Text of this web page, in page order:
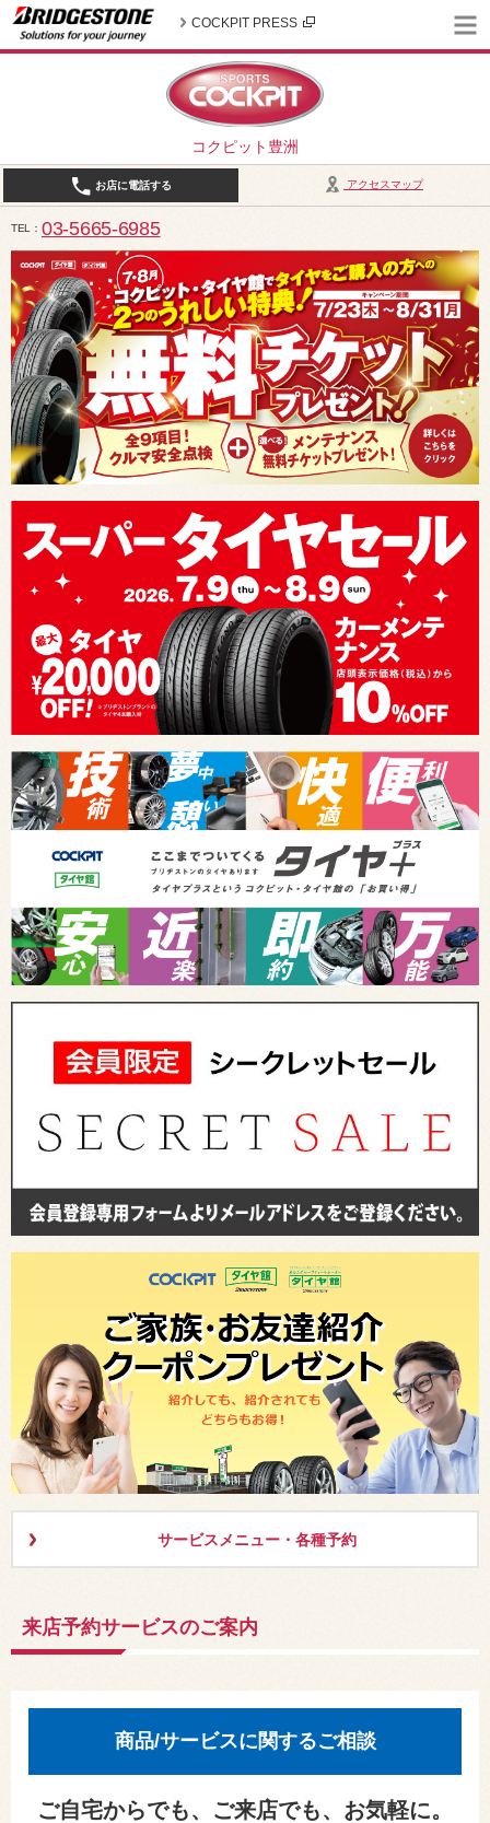
コクピット豊洲
COCKPIT PRESS
アクセスマップ
お店に電話する
TEL 03-5665-6985
10:30～19:00（作業受付18:00まで） / 定休日：2026年8月は、5日(水)、12日(水)、19日(水)、24
サービスメニュー・各種予約
来店予約サービスのご案内
商品/サービスに関するご相談
ご自宅からでも、ご来店でも、お気軽に。